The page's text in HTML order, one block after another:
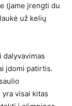
(jame įrengti du
už kelių
dalyvavimas
įdomi patirtis.
visai kitas